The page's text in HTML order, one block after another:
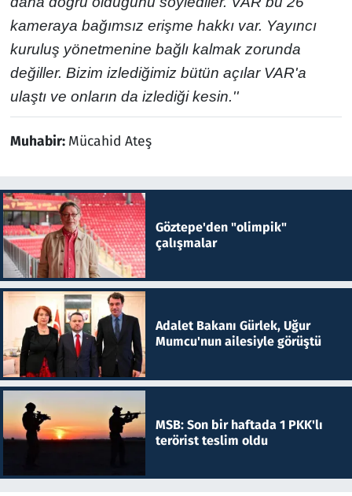
kameraya bağımsız erişme hakkı var. Yayıncı
kuruluş yönetmenine bağlı kalmak zorunda
değiller. Bizim izlediğimiz bütün açılar VAR'a
ulaştı ve onların da izlediği kesin.''
Muhabir: Mücahid Ateş
Göztepe'den "olimpik"
çalışmalar
Adalet Bakanı Gürlek, Uğur
Mumcu'nun ailesiyle görüştü
MSB: Son bir haftada 1 PKK'lı
terörist teslim oldu